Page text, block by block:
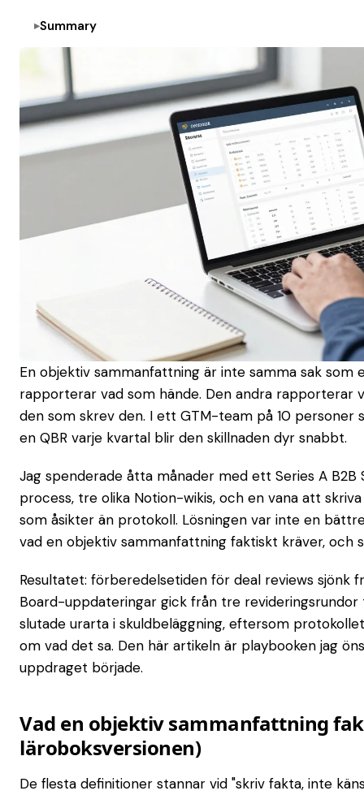
Summary
En objektiv sammanfattning är inte samma sak som
rapporterar vad som hände. Den andra rapporterar
den som skrev den. I ett GTM-team på 10 personer
en QBR varje kvartal blir den skillnaden dyr snabbt.
Jag spenderade åtta månader med ett Series A B2B
process, tre olika Notion-wikis, och en vana att
som åsikter än protokoll. Lösningen var inte en
vad en objektiv sammanfattning faktiskt kräver, och
Resultatet: förberedelsetiden för deal reviews sjönk
Board-uppdateringar gick från tre
slutade urarta i skuldbeläggning, eftersom
om vad det sa. Den här artikeln är playbooken jag
uppdraget började.
Vad en objektiv sammanfattning
läroboksversionen)
De flesta definitioner stannar vid "skriv fakta, inte